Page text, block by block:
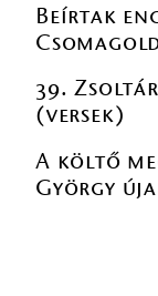
Beírtak
39.
(versek)
A költő
György